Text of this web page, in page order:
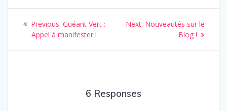
Navigation
Previous: Previous
post:
Guéant Vert :
Appel à manifester !
Next: Next
Nouveautés sur le
Blog !
6 Responses